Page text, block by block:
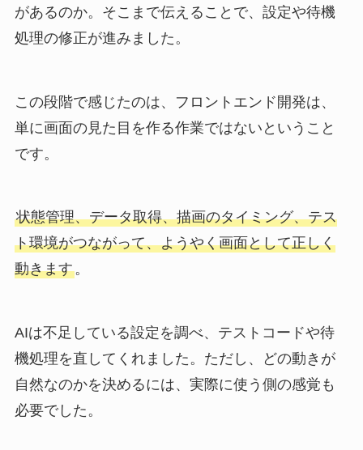
があるのか。そこまで伝えることで、設定や待機
処理の修正が進みました。
この段階で感じたのは、フロントエンド開発は、
単に画面の見た目を作る作業ではないということ
です。
状態管理、データ取得、描画のタイミング、テス
ト環境がつながって、ようやく画面として正しく
動きます。
AIは不足している設定を調べ、テストコードや待
機処理を直してくれました。ただし、どの動きが
自然なのかを決めるには、実際に使う側の感覚も
必要でした。